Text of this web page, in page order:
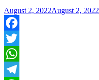
August 2, 2022August 2, 2022
Facebook
Twitter
WhatsApp